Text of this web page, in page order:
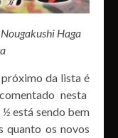
Haga
da lista é
nesta
½ está sendo bem
quanto os novos